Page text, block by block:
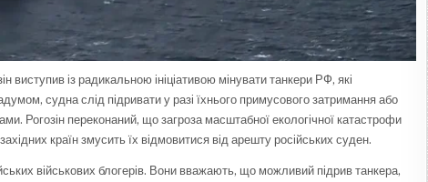
виступив із радикальною ініціативою мінувати танкери РФ, які
судна слід підривати у разі їхнього примусового затримання або
Рогозін переконаний, що загроза масштабної екологічної катастрофи
країн змусить їх відмовитися від арешту російських суден.
військових блогерів. Вони вважають, що можливий підрив танкера,